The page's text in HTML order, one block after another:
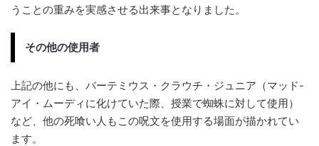
うことの重みを実感させる出来事となりました。
その他の使用者
上記の他にも、バーテミウス・クラウチ・ジュニア（マッド-
アイ・ムーディに化けていた際、授業で蜘蛛に対して使用）
など、他の死喰い人もこの呪文を使用する場面が描かれてい
ます。